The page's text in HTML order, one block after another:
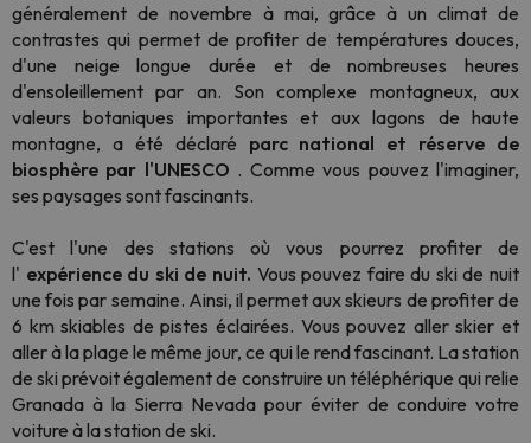
généralement de novembre à mai, grâce à un climat de
contrastes qui permet de profiter de températures douces,
d'une neige longue durée et de nombreuses heures
d'ensoleillement par an. Son complexe montagneux, aux
valeurs botaniques importantes et aux lagons de haute
montagne, a été déclaré parc national et réserve de
biosphère par l'UNESCO . Comme vous pouvez l'imaginer,
ses paysages sont fascinants.
C'est l'une des stations où vous pourrez profiter de
l' expérience du ski de nuit. Vous pouvez faire du ski de nuit
une fois par semaine. Ainsi, il permet aux skieurs de profiter de
6 km skiables de pistes éclairées. Vous pouvez aller skier et
aller à la plage le même jour, ce qui le rend fascinant. La station
de ski prévoit également de construire un téléphérique qui relie
Granada à la Sierra Nevada pour éviter de conduire votre
voiture à la station de ski.